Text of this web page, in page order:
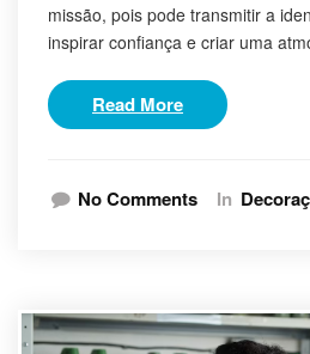
missão, pois pode transmitir a
inspirar confiança e criar uma
Read More
No Comments In